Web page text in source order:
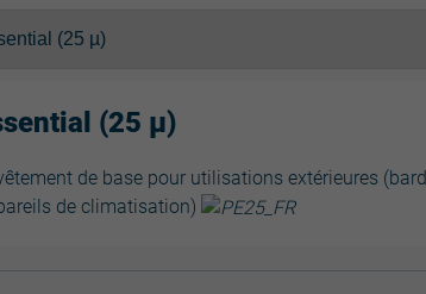
(25 µ)
de base pour utilisations extérieures
de climatisation)